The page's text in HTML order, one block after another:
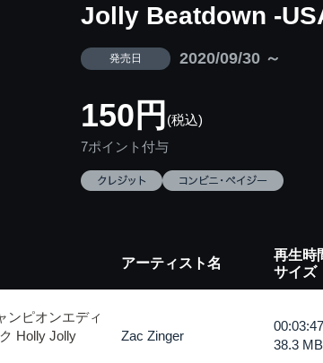
Jolly Beatdown -
発売日 2020/09/30 ～
150円 (税込)
7ポイント付与
アーティスト名
再生時
サイズ
ンピオンエディ
Holly Jolly
Zac Zinger
00:03:47
38.3 MB